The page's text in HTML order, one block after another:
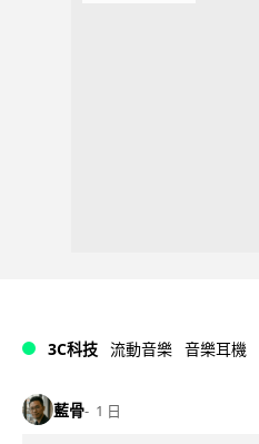
3C科技 流動音樂 音樂耳機
藍骨 1 日